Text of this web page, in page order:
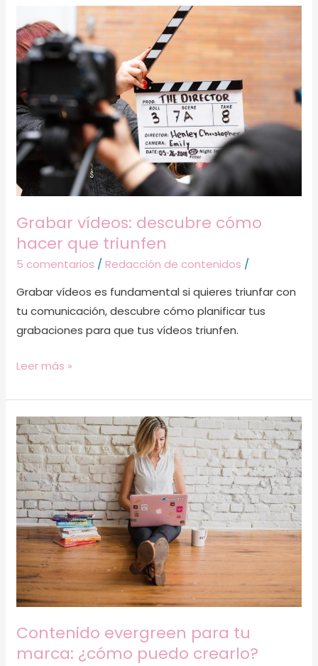
Grabar vídeos: descubre cómo
hacer que triunfen
5 comentarios /Redacción de contenidos /
Grabar vídeos es fundamental si quieres triunfar con
tu comunicación, descubre cómo planificar tus
grabaciones para que tus vídeos triunfen.
vídeos:
descubre
hacer
que
triunfen
Leer más »
Contenido evergreen para tu
marca: ¿cómo puedo crearlo?
Contenido
evergreen
para
tu
marca:
¿cómo
puedo
crearlo?